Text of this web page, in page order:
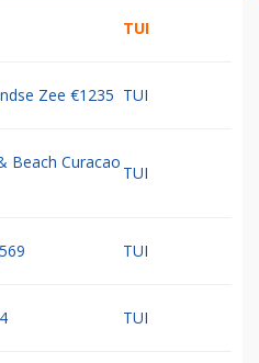
TUI
Zee €1235 TUI
Beach Curacao
TUI
TUI
TUI